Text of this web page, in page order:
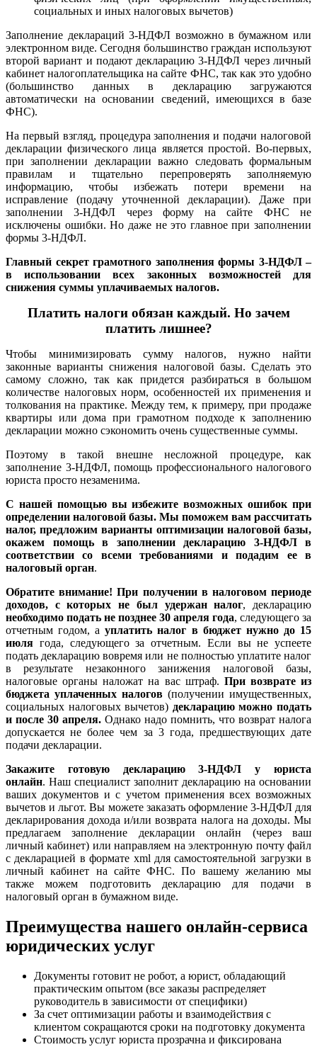
социальных и иных налоговых вычетов)
Заполнение деклараций 3-НДФЛ возможно в бумажном или
электронном виде. Сегодня большинство граждан используют
второй вариант и подают декларацию 3-НДФЛ через личный
кабинет налогоплательщика на сайте ФНС, так как это удобно
(большинство данных в декларацию загружаются
автоматически на основании сведений, имеющихся в базе
ФНС).
На первый взгляд, процедура заполнения и подачи налоговой
декларации физического лица является простой. Во-первых,
при заполнении декларации важно следовать формальным
правилам и тщательно перепроверять заполняемую
информацию, чтобы избежать потери времени на
исправление (подачу уточненной декларации). Даже при
заполнении 3-НДФЛ через форму на сайте ФНС не
исключены ошибки. Но даже не это главное при заполнении
формы 3-НДФЛ.
Главный секрет грамотного заполнения формы 3-НДФЛ –
в использовании всех законных возможностей для
снижения суммы уплачиваемых налогов.
Платить налоги обязан каждый. Но зачем
платить лишнее?
Чтобы минимизировать сумму налогов, нужно найти
законные варианты снижения налоговой базы. Сделать это
самому сложно, так как придется разбираться в большом
количестве налоговых норм, особенностей их применения и
толкования на практике. Между тем, к примеру, при продаже
квартиры или дома при грамотном подходе к заполнению
декларации можно сэкономить очень существенные суммы.
Поэтому в такой внешне несложной процедуре, как
заполнение 3-НДФЛ, помощь профессионального налогового
юриста просто незаменима.
С нашей помощью вы избежите возможных ошибок при
определении налоговой базы. Мы поможем вам рассчитать
налог, предложим варианты оптимизации налоговой базы,
окажем помощь в заполнении декларацию 3-НДФЛ в
соответствии со всеми требованиями и подадим ее в
налоговый орган.
Обратите внимание!При получении в налоговом периоде
доходов, с которыхне был удержан налог, декларацию
необходимо подать не позднее 30 апреля года, следующего за
отчетным годом, ауплатить налог в бюджет нужно до 15
июля года, следующего за отчетным. Если вы не успеете
подать декларацию вовремя или не полностью уплатите налог
в результате незаконного занижения налоговой базы,
налоговые органы наложат на вас штраф. При возврате из
бюджета уплаченных налогов (получении имущественных,
социальных налоговых вычетов) декларацию можно подать
и после 30 апреля. Однако надо помнить, что возврат налога
допускается не более чем за 3 года, предшествующих дате
подачи декларации.
Закажите готовую декларацию 3-НДФЛ у юриста
онлайн. Наш специалист заполнит декларацию на основании
ваших документов и с учетом применения всех возможных
вычетов и льгот. Вы можете заказать оформление 3-НДФЛ для
декларирования дохода и/или возврата налога на доходы. Мы
предлагаем заполнение декларации онлайн (через ваш
личный кабинет) или направляем на электронную почту файл
с декларацией в формате xml для самостоятельной загрузки в
личный кабинет на сайте ФНС. По вашему желанию мы
также можем подготовить декларацию для подачи в
налоговый орган в бумажном виде.
Преимущества нашего онлайн-сервиса
юридических услуг
Документы готовит не робот, а юрист, обладающий
практическим опытом (все заказы распределяет
руководитель в зависимости от специфики)
За счет оптимизации работы и взаимодействия с
клиентом сокращаются сроки на подготовку документа
Стоимость услуг юриста прозрачна и фиксирована